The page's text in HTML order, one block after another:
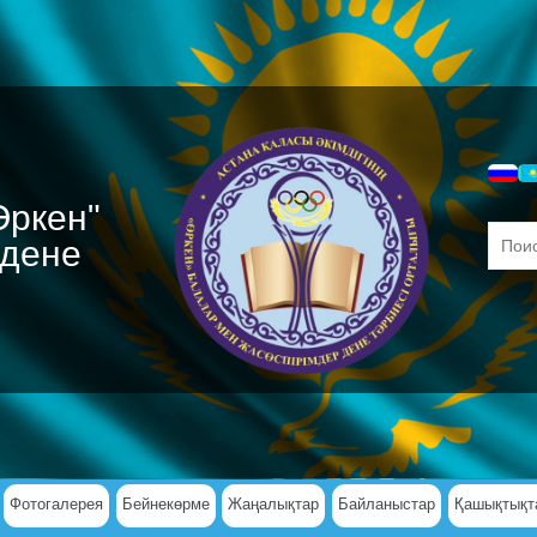
Фотогалерея Бейнекөрме Жаңалықтар Байланыстар